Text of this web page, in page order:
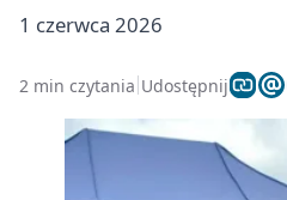
1 czerwca 2026
2 min czytania Udostępnij